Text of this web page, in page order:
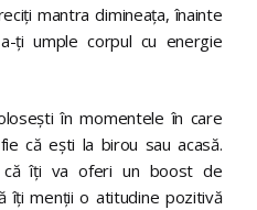
mantra dimineața, înainte
ți umple corpul cu energie
în momentele în care
că ești la birou sau acasă.
că îți va oferi un boost de
îți menții o atitudine pozitivă